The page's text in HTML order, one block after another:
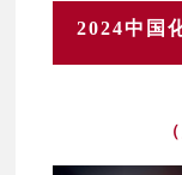
2024中国